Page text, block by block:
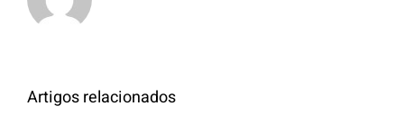
Artigos relacionados